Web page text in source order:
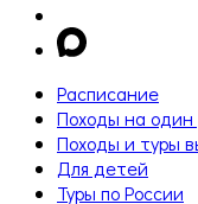
Расписание
Походы на один
Походы и туры
Для детей
Туры по России